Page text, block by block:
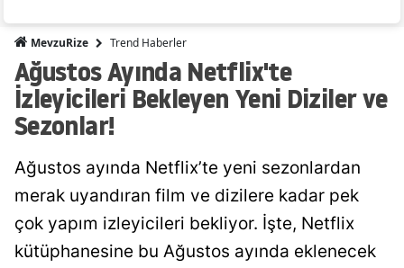
MevzuRize Trend Haberler
Ağustos Ayında Netflix'te
İzleyicileri Bekleyen Yeni Diziler ve
Sezonlar!
Ağustos ayında Netflix’te yeni sezonlardan
merak uyandıran film ve dizilere kadar pek
çok yapım izleyicileri bekliyor. İşte, Netflix
kütüphanesine bu Ağustos ayında eklenecek